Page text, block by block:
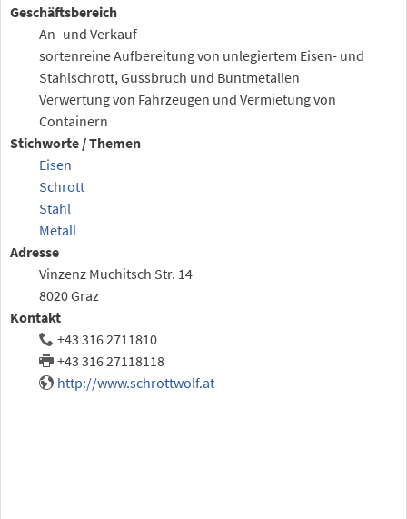
Geschäftsbereich
An- und Verkauf
sortenreine Aufbereitung von unlegiertem Eisen- und
Stahlschrott, Gussbruch und Buntmetallen
Verwertung von Fahrzeugen und Vermietung von
Containern
Stichworte / Themen
Eisen
Schrott
Stahl
Metall
Adresse
Vinzenz Muchitsch Str. 14
8020 Graz
Kontakt
+43 316 2711810
+43 316 27118118
http://www.schrottwolf.at